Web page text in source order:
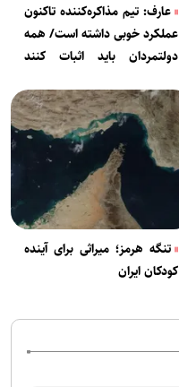
عارف: تیم مذاکره‌کننده تاکنون
عملکرد خوبی داشته است/ همه
دولتمردان باید اثبات کنند
تنگه هرمز؛ میراثی برای آینده
کودکان ایران